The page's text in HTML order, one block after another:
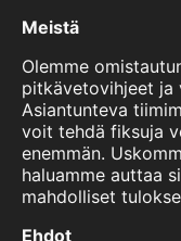
Meistä
Olemme
pitkävetovihjeet ja
Asiantunteva
voit tehdä fiksuja
enemmän.
haluamme auttaa
mahdolliset
Ehdot